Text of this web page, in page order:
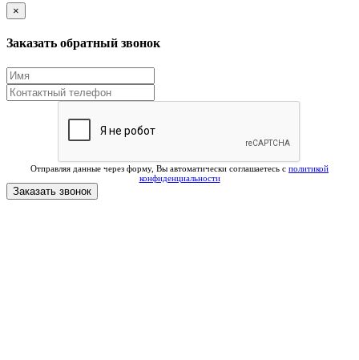
×
Заказать обратный звонок
Отправляя данные через форму, Вы автоматически соглашаетесь с политикой
конфиденциальности
Заказать звонок